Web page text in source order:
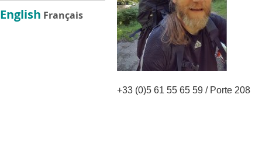
English Français
+33 (0)5 61 55 65 59 / Porte 208